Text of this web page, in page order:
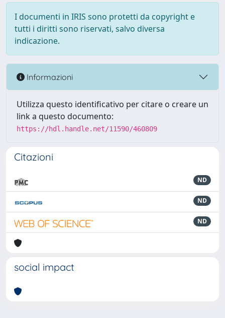
I documenti in IRIS sono protetti da copyright e
tutti i diritti sono riservati, salvo diversa
indicazione.
Informazioni
Utilizza questo identificativo per citare o creare un
link a questo documento:
https://hdl.handle.net/11590/460809
Citazioni
ND
ND
ND
social impact